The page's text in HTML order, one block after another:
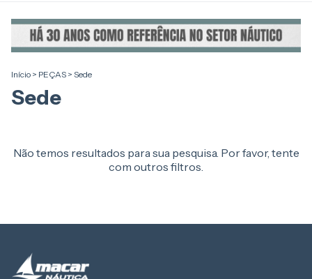
Início > PEÇAS > Sede
Sede
Não temos resultados para sua pesquisa. Por favor, tente
com outros filtros.